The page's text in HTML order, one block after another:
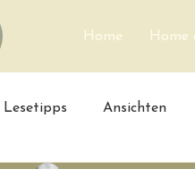
Home Home
Lesetipps Ansichten